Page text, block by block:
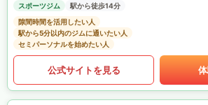
スポーツジム
駅から徒歩14分
隙間時間を活用したい人
駅から5分以内のジムに通いたい人
セミパーソナルを始めたい人
公式サイトを見る